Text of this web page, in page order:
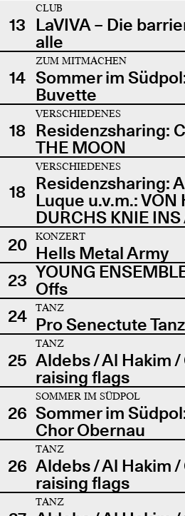
13
CLUB
LaVIVA – Die
alle
14
ZUM MITMACHEN
Sommer im
Buvette
18
VERSCHIEDENES
Residenzsharing:
THE MOON
18
VERSCHIEDENES
Residenzsharing:
Luque u.v.m.: VON
DURCHS KNIE INS
20
KONZERT
Hells Metal Army
23 YOUNG
Offs
24
TANZ
Pro Senectute
25
TANZ
Aldebs / Al Hakim /
raising flags
26
SOMMER IM SÜDPOL
Sommer im
Chor Obernau
26
TANZ
Aldebs / Al Hakim /
raising flags
TANZ